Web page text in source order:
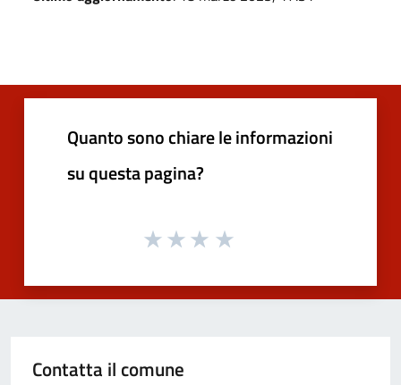
Quanto sono chiare le informazioni
su questa pagina?
Contatta il comune